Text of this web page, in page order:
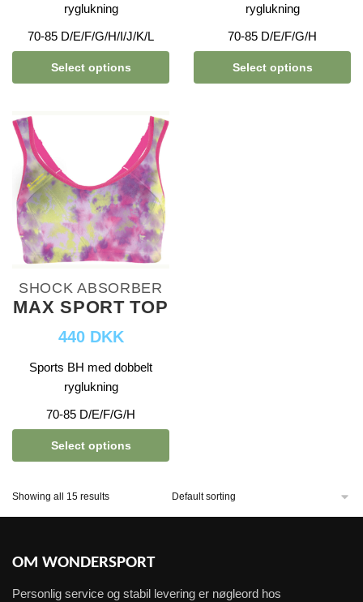
ryglukning
70-85 D/E/F/G/H/I/J/K/L
Select options
ryglukning
70-85 D/E/F/G/H
Select options
SHOCK ABSORBER
MAX SPORT TOP
440 DKK
Sports BH med dobbelt
ryglukning
70-85 D/E/F/G/H
Select options
Showing all 15 results
OM WONDERSPORT
Personlig service og stabil levering er nøgleord hos